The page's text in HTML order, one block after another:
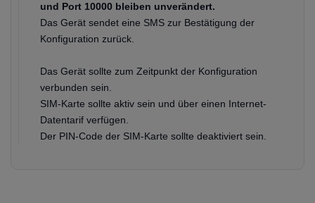
und Port 10000 bleiben unverändert.
Das Gerät sendet eine SMS zur Bestätigung der
Konfiguration zurück.
Das Gerät sollte zum Zeitpunkt der Konfiguration
verbunden sein.
SIM-Karte sollte aktiv sein und über einen Internet-
Datentarif verfügen.
Der PIN-Code der SIM-Karte sollte deaktiviert sein.